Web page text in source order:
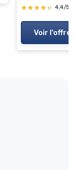
★★★★★
★★★★★ 4,4/5
Voir l'offre